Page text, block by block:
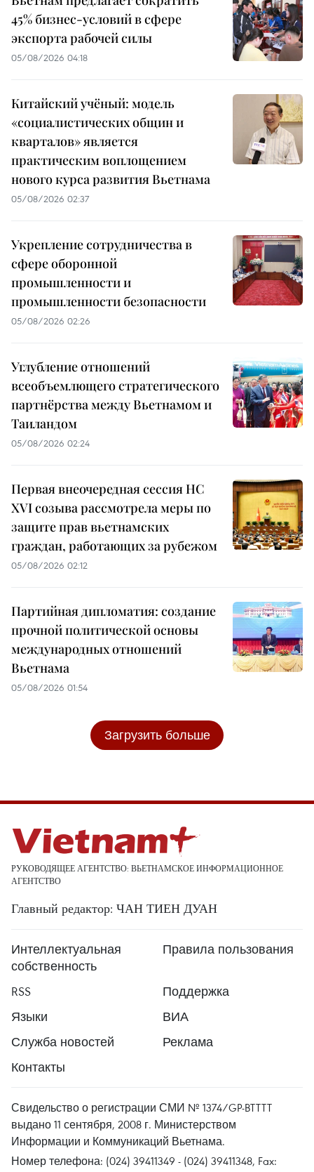
45% бизнес-условий в сфере
экспорта рабочей силы
05/08/2026 04:18
Китайский учёный: модель
«социалистических общин и
кварталов» является
практическим воплощением
нового курса развития Вьетнама
05/08/2026 02:37
Укрепление сотрудничества в
сфере оборонной
промышленности и
промышленности безопасности
05/08/2026 02:26
Углубление отношений
всеобъемлющего стратегического
партнёрства между Вьетнамом и
Таиландом
05/08/2026 02:24
Первая внеочередная сессия НС
XVI созыва рассмотрела меры по
защите прав вьетнамских
граждан, работающих за рубежом
05/08/2026 02:12
Партийная дипломатия: создание
прочной политической основы
международных отношений
Вьетнама
05/08/2026 01:54
Загрузить больше
РУКОВОДЯЩЕЕ АГЕНТСТВО: ВЬЕТНАМСКОЕ ИНФОРМАЦИОННОЕ
АГЕНТСТВО
Главный редактор: ЧАН ТИЕН ДУАН
Интеллектуальная
собственность
Правила пользования
RSS
Поддержка
Языки
ВИА
Служба новостей
Реклама
Контакты
Свидельство о регистрации СМИ № 1374/GP-BTTTT
выдано 11 сентября, 2008 г. Министерством
Информации и Коммуникаций Вьетнама.
Номер телефона: (024) 39411349 - (024) 39411348, Fax: